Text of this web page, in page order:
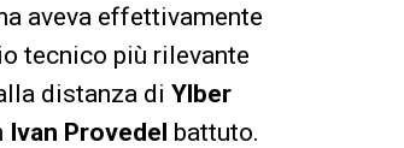
aveva effettivamente
tecnico più rilevante
distanza di Ylber
Ivan Provedel battuto.